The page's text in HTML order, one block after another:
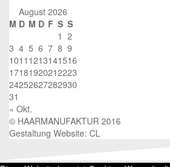
August 2026
M D M D F S S
« Okt.
1 2
3 4 5 6 7 8 9
1011 1213141516
17181920212223
24252627282930
31
© HAARMANUFAKTUR 2016
Gestaltung Website: CL